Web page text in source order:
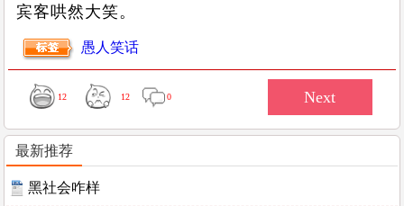
宾客哄然大笑。
愚人笑话
12 12 0
最新推荐
黑社会咋样